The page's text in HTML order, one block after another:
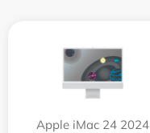
Apple iMac 24 2024